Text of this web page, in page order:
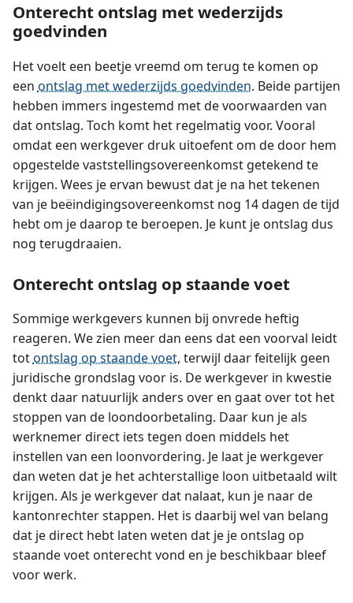
Onterecht ontslag met wederzijds
goedvinden
Het voelt een beetje vreemd om terug te komen op
een ontslag met wederzijds goedvinden. Beide partijen
hebben immers ingestemd met de voorwaarden van
dat ontslag. Toch komt het regelmatig voor. Vooral
omdat een werkgever druk uitoefent om de door hem
opgestelde vaststellings­overeenkomst getekend te
krijgen. Wees je ervan bewust dat je na het tekenen
van je beëindigingsovereenkomst nog 14 dagen de tijd
hebt om je daarop te beroepen. Je kunt je ontslag dus
nog terugdraaien.
Onterecht ontslag op staande voet
Sommige werkgevers kunnen bij onvrede heftig
reageren. We zien meer dan eens dat een voorval leidt
totontslag op staande voet, terwijl daar feitelijk geen
juridische grondslag voor is. De werkgever in kwestie
denkt daar natuurlijk anders over en gaat over tot het
stoppen van de loondoorbetaling. Daar kun je als
werknemer direct iets tegen doen middels het
instellen van een loonvordering. Je laat je werkgever
dan weten dat je het achterstallige loon uitbetaald wilt
krijgen. Als je werkgever dat nalaat, kun je naar de
kantonrechter stappen. Het is daarbij wel van belang
dat je direct hebt laten weten dat je je ontslag op
staande voet onterecht vond en je beschikbaar bleef
voor werk.